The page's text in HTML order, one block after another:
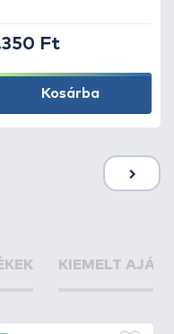
Ft
Kosárba
KIEMELT